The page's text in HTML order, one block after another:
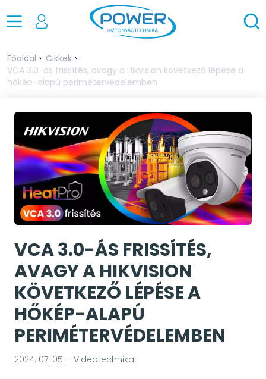
Főoldal
Cikkek
VCA 3.0-ás frissítés, avagy a Hikvision következő lépése a
hőkép-alapú perimétervédelemben
VCA 3.0-ÁS FRISSÍTÉS,
AVAGY A HIKVISION
KÖVETKEZŐ LÉPÉSE A
HŐKÉP-ALAPÚ
PERIMÉTERVÉDELEMBEN
2024. 07. 05. - Videotechnika